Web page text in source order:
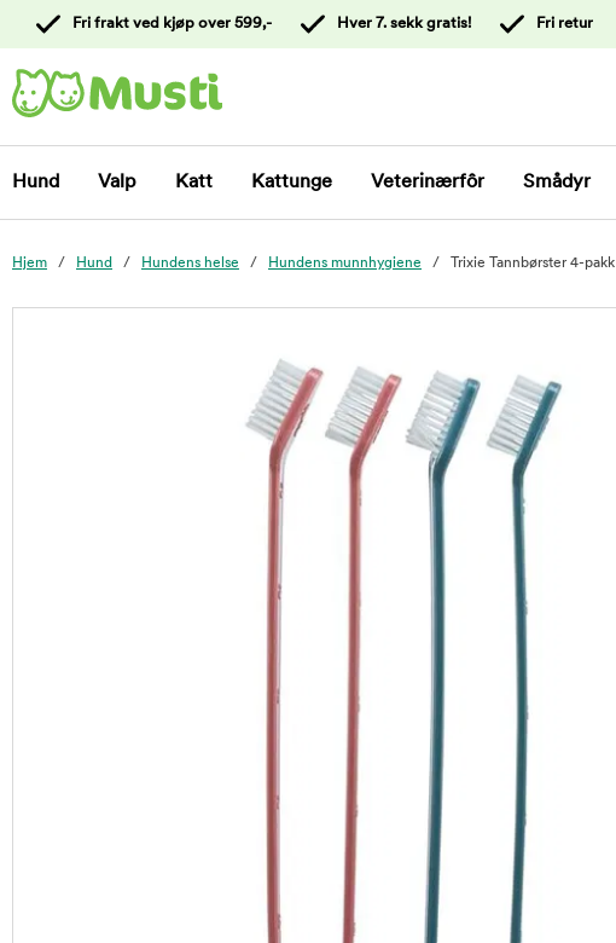
kundeservice
Fri frakt ved kjøp over 599,- Hver 7. sekk gratis! Fri retur
Hund Valp Katt Kattunge Veterinærfôr Smådyr
Hjem Hund Hundens helse Hundens munnhygiene Trixie Tannbørster 4-pakk